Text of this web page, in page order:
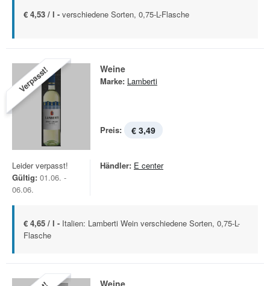
€ 4,53 / l - verschiedene Sorten, 0,75-L-Flasche
Verpasst! Weine
Marke: Lamberti
Preis: € 3,49
Leider verpasst!
Gültig: 01.06. -
06.06.
Händler: E center
€ 4,65 / l - Italien: Lamberti Wein verschiedene Sorten, 0,75-L-
Flasche
Weine